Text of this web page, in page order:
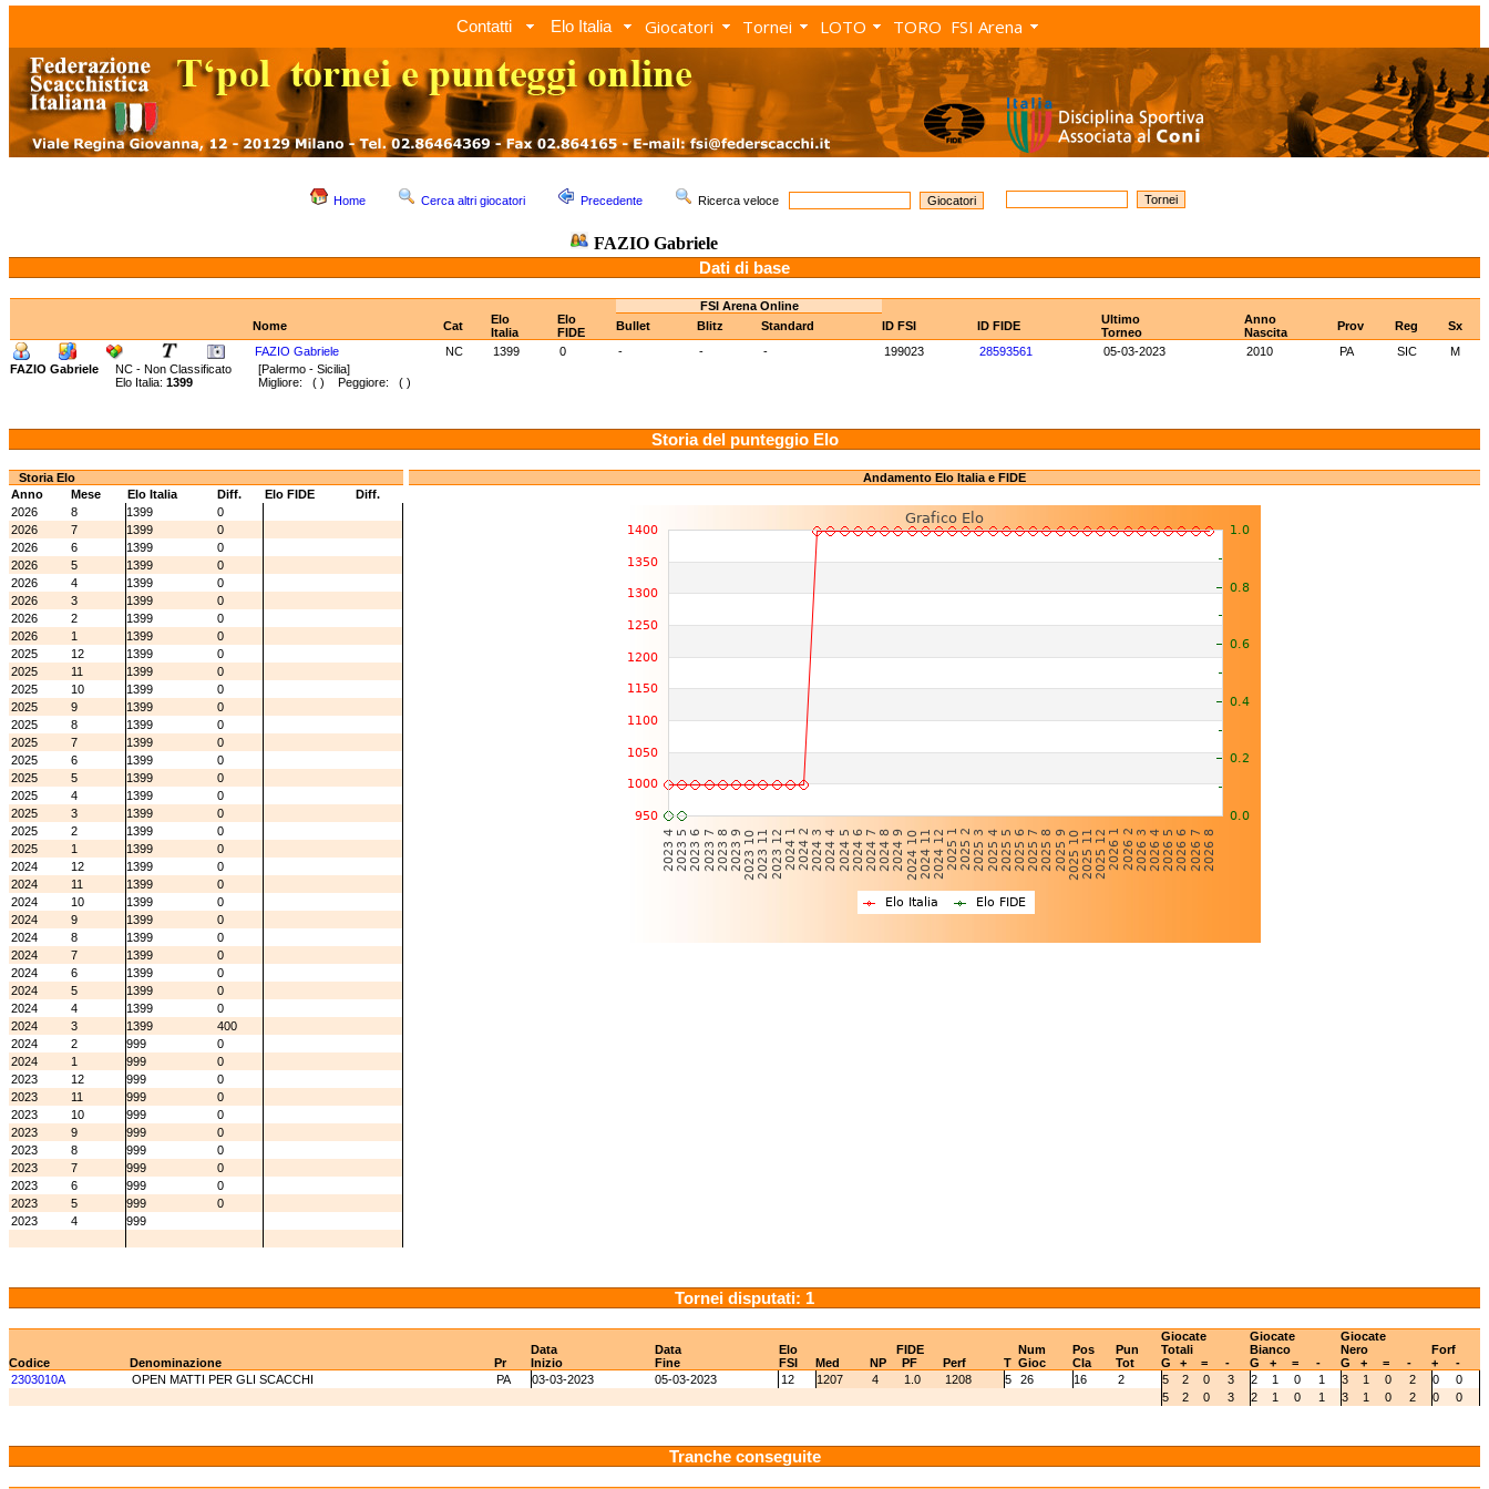
Contatti Elo Italia Giocatori Tornei LOTO TORO FSI Arena
Home Cerca altri giocatori Precedente Ricerca veloce
FAZIO Gabriele
Dati di base
FSI Arena Online
Nome
Cat
Elo
Italia
Elo
FIDE
Bullet Blitz Standard ID FSI ID FIDE
Ultimo
Torneo
Anno
Nascita
Prov Reg
Sx
FAZIO Gabriele
NC 1399 0 - - - 199023 28593561 05-03-2023 2010 PA SIC
M
FAZIO Gabriele
NC - Non Classificato [Palermo - Sicilia]
Elo Italia: 1399 Migliore: ( ) Peggiore: ( )
Storia del punteggio Elo
Storia Elo
Anno
Mese Elo Italia Diff. Elo FIDE
Diff.
2026
8 1399
0
2026
7 1399
0
2026
6 1399
0
2026
5 1399
0
2026
4 1399
0
2026
3 1399
0
2026
2 1399
0
2026
1 1399
0
2025
12 1399
0
2025
11 1399
0
2025
10 1399
0
2025
9 1399
0
2025
8 1399
0
2025
7 1399
0
2025
6 1399
0
2025
5 1399
0
2025
4 1399
0
2025
3 1399
0
2025
2 1399
0
2025
1 1399
0
2024
12 1399
0
2024
11 1399
0
2024
10 1399
0
2024
9 1399
0
2024
8 1399
0
2024
7 1399
0
2024
6 1399
0
2024
5 1399
0
2024
4 1399
0
2024
3 1399
400
2024
2 999
0
2024
1 999
0
2023
12 999
0
2023
11 999
0
2023
10 999
0
2023
9 999
0
2023
8 999
0
2023
7 999
0
2023
6 999
0
2023
5 999
0
2023
4 999
Andamento Elo Italia e FIDE
Tornei disputati: 1
Data Data Elo FIDE Num Pos Pun
Giocate
Totali
Giocate
Bianco
Giocate
Nero
Forf
Codice
Denominazione Pr Inizio Fine FSI Med NP PF Perf T Gioc Cla Tot G + = - G + = - G + = - +
-
2303010A
OPEN MATTI PER GLI SCACCHI PA 03-03-2023 05-03-2023 12 1207 4 1.0 1208 5 26 16 2 5 2 0 3 2 1 0 1 3 1 0 2 0
0
5
2 0 3 2 1 0 1 3 1 0 2 0 0
Tranche conseguite